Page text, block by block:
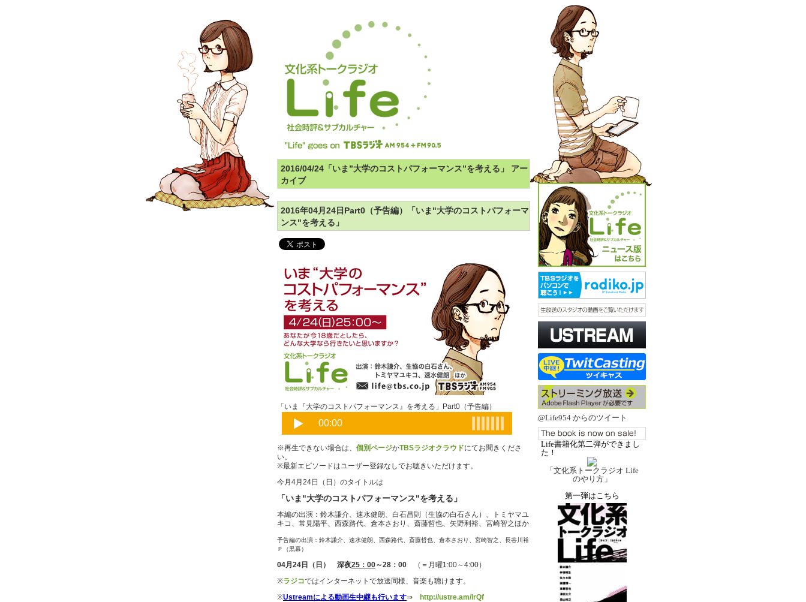
@Life954 からのツイート
Life書籍化第二弾ができまし
た！
「文化系トークラジオ Life
のやり方」
第一弾はこちら
2016/04/24「いま”大学のコストパフォーマンス”を考える」 アー
カイブ
2016年04月24日Part0（予告編）「いま"大学のコストパフォーマ
ンス"を考える」
「いま『大学のコストパフォーマンス』を考える」Part0（予告編）
※再生できない場合は、 個別ページかTBSラジオクラウドにてお聞きくださ
い。
※最新エピソードはユーザー登録なしでお聴きいただけます。
今月4月24日（日）のタイトルは
「いま"大学のコストパフォーマンス"を考える」
本編の出演：鈴木謙介、速水健朗、白石昌則（生協の白石さん）、トミヤマユ
キコ、常見陽平、西森路代、倉本さおり、斎藤哲也、矢野利裕、宮崎智之ほか
予告編の出演：鈴木謙介、速水健朗、西森路代、斎藤哲也、倉本さおり、宮崎智之、長谷川裕
Ｐ（黒幕）
04月24日（日） 深夜25：00～28：00 （＝月曜1:00～4:00）
※ラジコではインターネットで放送同様、音楽も聴けます。
※Ustreamによる動画生中継も行います⇒
http://ustre.am/lrQf